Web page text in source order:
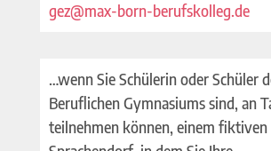
gez@max-born-berufskolleg.de
…wenn Sie Schülerin oder Schüler
Beruflichen Gymnasiums sind, an
teilnehmen können, einem fiktiven